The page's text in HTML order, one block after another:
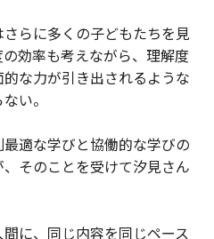
らに多くの子どもたちを見
効率も考えながら、理解度
な力が引き出されるような
い。
適な学びと協働的な学びの
そのことを受けて汐見さん
間に、同じ内容を同じペース